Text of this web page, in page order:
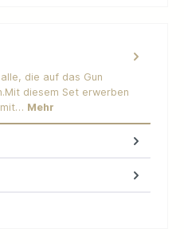
alle, die auf das Gun
diesem Set erwerben
Mehr